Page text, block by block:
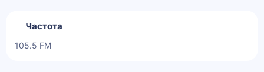
Частота
105.5 FM